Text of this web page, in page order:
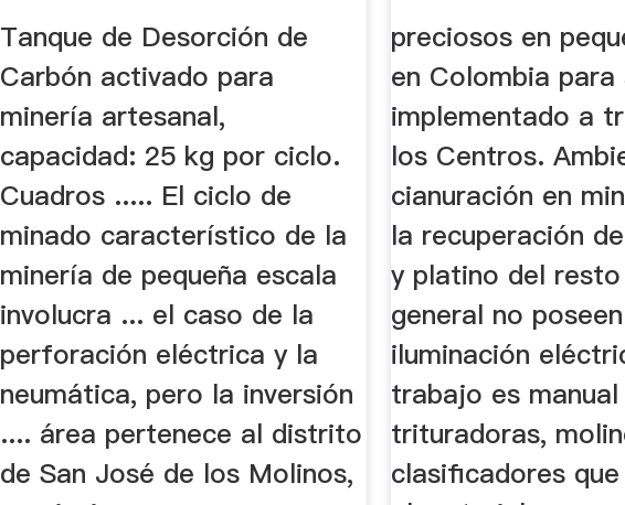
Tanque de Desorción de
Carbón activado para
minería artesanal,
capacidad: 25 kg por ciclo.
Cuadros ..... El ciclo de
minado característico de la
minería de pequeña escala
involucra ... el caso de la
perforación eléctrica y la
neumática, pero la inversión
.... área pertenece al distrito
de San José de los Molinos,
preciosos en
en Colombia para
implementado a
los Centros.
cianuración en
la recuperación
y platino del
general no poseen
iluminación
trabajo es
trituradoras,
clasificadores